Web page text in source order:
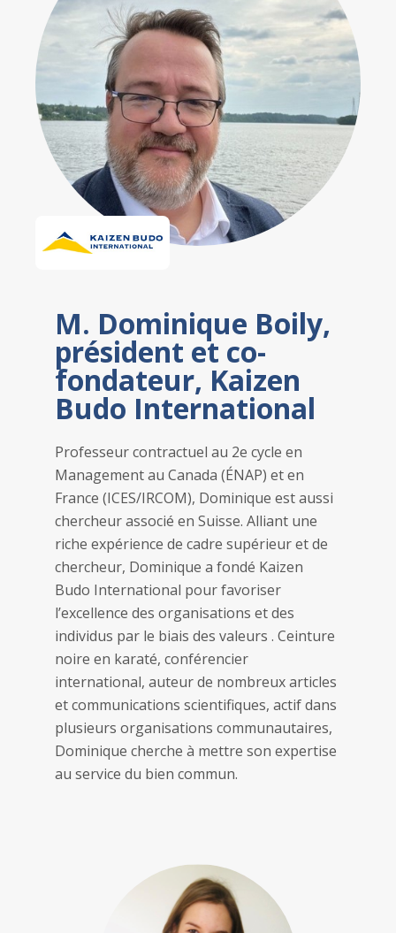
M. Dominique Boily,
président et co-
fondateur, Kaizen
Budo International
Professeur contractuel au 2e cycle en
Management au Canada (ÉNAP) et en
France (ICES/IRCOM), Dominique est aussi
chercheur associé en Suisse. Alliant une
riche expérience de cadre supérieur et de
chercheur, Dominique a fondé Kaizen
Budo International pour favoriser
l’excellence des organisations et des
individus par le biais des valeurs . Ceinture
noire en karaté, conférencier
international, auteur de nombreux articles
et communications scientifiques, actif dans
plusieurs organisations communautaires,
Dominique cherche à mettre son expertise
au service du bien commun.